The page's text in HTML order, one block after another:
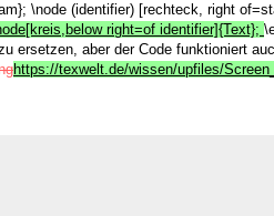
\node (identifier) [rechteck, right
right=of identifier]{Text};
ersetzen, aber der Code funktioniert
https://texwelt.de/wissen/upfiles/